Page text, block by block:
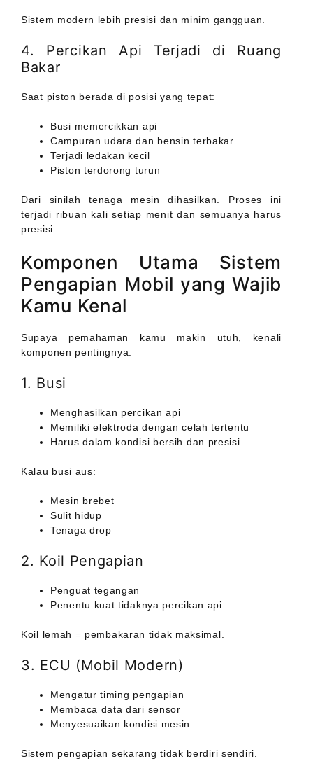
Sistem modern lebih presisi dan minim gangguan.
4. Percikan Api Terjadi di Ruang
Bakar
Saat piston berada di posisi yang tepat:
Busi memercikkan api
Campuran udara dan bensin terbakar
Terjadi ledakan kecil
Piston terdorong turun
Dari sinilah tenaga mesin dihasilkan. Proses ini
terjadi ribuan kali setiap menit dan semuanya harus
presisi.
Komponen Utama Sistem
Pengapian Mobil yang Wajib
Kamu Kenal
Supaya pemahaman kamu makin utuh, kenali
komponen pentingnya.
1. Busi
Menghasilkan percikan api
Memiliki elektroda dengan celah tertentu
Harus dalam kondisi bersih dan presisi
Kalau busi aus:
Mesin brebet
Sulit hidup
Tenaga drop
2. Koil Pengapian
Penguat tegangan
Penentu kuat tidaknya percikan api
Koil lemah = pembakaran tidak maksimal.
3. ECU (Mobil Modern)
Mengatur timing pengapian
Membaca data dari sensor
Menyesuaikan kondisi mesin
Sistem pengapian sekarang tidak berdiri sendiri.